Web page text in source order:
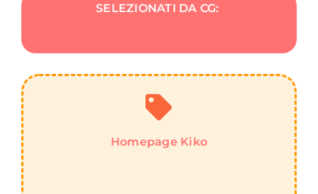
SELEZIONATI DA CG:
Homepage Kiko